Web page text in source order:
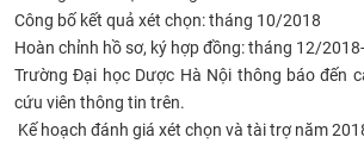
HTQT
CỰU NGƯỜI HỌC
Công bố kết quả xét chọn: tháng 10/2018
Hoàn chỉnh hồ sơ, ký hợp đồng: tháng 12/
Trường Đại học Dược Hà Nội thông báo đến
cứu viên thông tin trên.
Kế hoạch đánh giá xét chọn và tài trợ năm